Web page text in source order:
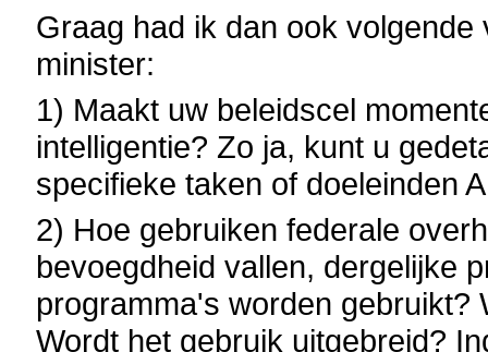
Graag had ik dan ook
minister:
1) Maakt uw beleidscel
intelligentie? Zo ja, kunt u
specifieke taken of doeleinden
2) Hoe gebruiken federale
bevoegdheid vallen, dergelijke
programma's worden gebruikt?
Wordt het gebruik uitgebreid?